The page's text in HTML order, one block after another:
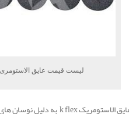
لیست قیمت عایق الاستومری k flex